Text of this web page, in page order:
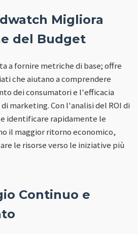
Migliora
del Budget
a fornire metriche di base; offre
che aiutano a comprendere
dei consumatori e l'efficacia
marketing. Con l'analisi del ROI di
identificare rapidamente le
il maggior ritorno economico,
le risorse verso le iniziative più
Continuo e